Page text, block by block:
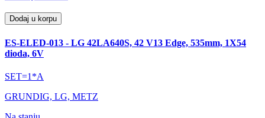
Dodaj u korpu
ES-ELED-013 - LG 42LA640S, 42 V13 Edge, 535mm, 1X54
dioda, 6V
SET=1*A
GRUNDIG, LG, METZ